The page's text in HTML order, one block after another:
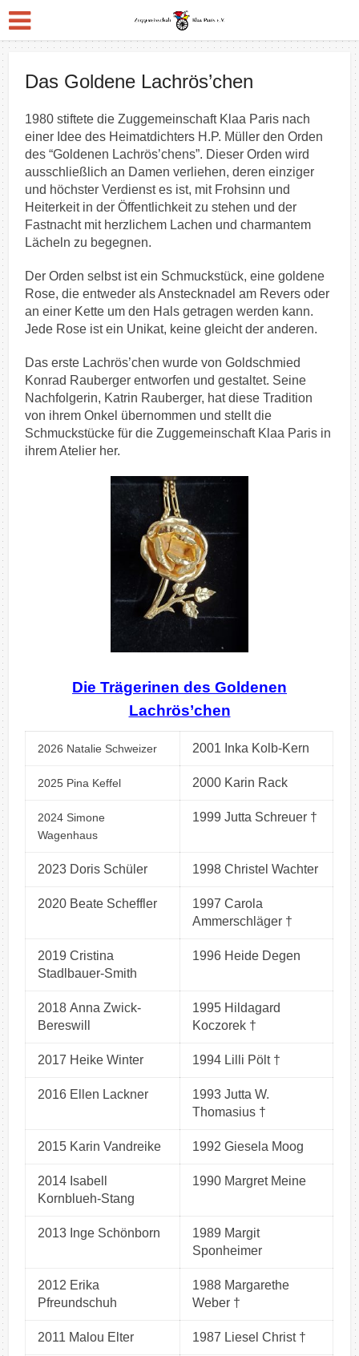
Das Goldene Lachrös’chen
1980 stiftete die Zuggemeinschaft Klaa Paris nach
einer Idee des Heimatdichters H.P. Müller den Orden
des “Goldenen Lachrös’chens”. Dieser Orden wird
ausschließlich an Damen verliehen, deren einziger
und höchster Verdienst es ist, mit Frohsinn und
Heiterkeit in der Öffentlichkeit zu stehen und der
Fastnacht mit herzlichem Lachen und charmantem
Lächeln zu begegnen.
Der Orden selbst ist ein Schmuckstück, eine goldene
Rose, die entweder als Anstecknadel am Revers oder
an einer Kette um den Hals getragen werden kann.
Jede Rose ist ein Unikat, keine gleicht der anderen.
Das erste Lachrös’chen wurde von Goldschmied
Konrad Rauberger entworfen und gestaltet. Seine
Nachfolgerin, Katrin Rauberger, hat diese Tradition
von ihrem Onkel übernommen und stellt die
Schmuckstücke für die Zuggemeinschaft Klaa Paris in
ihrem Atelier her.
Die Trägerinen des Goldenen
Lachrös’chen
2026 Natalie Schweizer 2001 Inka Kolb-Kern
2025 Pina Keffel 2000 Karin Rack
2024 Simone
Wagenhaus
1999 Jutta Schreuer †
2023 Doris Schüler 1998 Christel Wachter
2020 Beate Scheffler
1997 Carola
Ammerschläger †
2019 Cristina
Stadlbauer-Smith
1996 Heide Degen
2018 Anna Zwick-
Bereswill
1995 Hildagard
Koczorek †
2017 Heike Winter 1994 Lilli Pölt †
2016 Ellen Lackner
1993 Jutta W.
Thomasius †
2015 Karin Vandreike 1992 Giesela Moog
2014 Isabell
Kornblueh-Stang
1990 Margret Meine
2013 Inge Schönborn
1989 Margit
Sponheimer
2012 Erika
Pfreundschuh
1988 Margarethe
Weber †
2011 Malou Elter 1987 Liesel Christ †